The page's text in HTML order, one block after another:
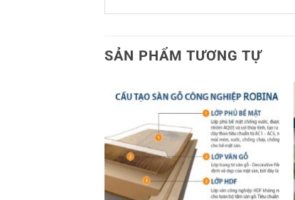
SẢN PHẨM TƯƠNG TỰ